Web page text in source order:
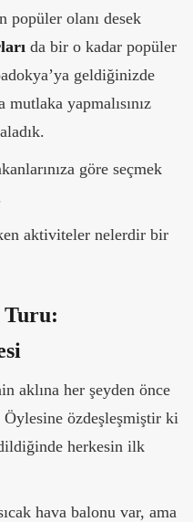
popüler olanı desek
da bir o kadar popüler
geldiğinizde
mutlaka yapmalısınız
göre seçmek
aktiviteler nelerdir bir
Turu:
aklına her şeyden önce
Öylesine özdeşleşmiştir ki
herkesin ilk
hava balonu var, ama